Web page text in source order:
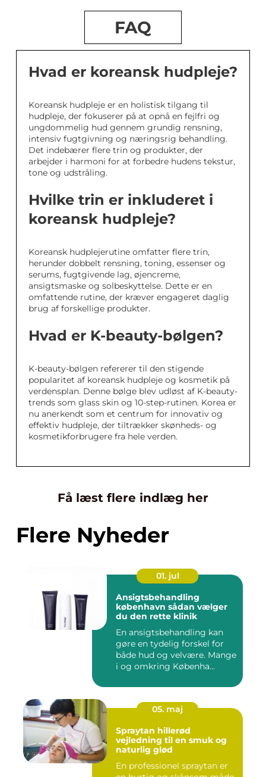
FAQ
Hvad er koreansk hudpleje?
Koreansk hudpleje er en holistisk tilgang til
hudpleje, der fokuserer på at opnå en fejlfri og
ungdommelig hud gennem grundig rensning,
intensiv fugtgivning og næringsrig behandling.
Det indebærer flere trin og produkter, der
arbejder i harmoni for at forbedre hudens tekstur,
tone og udstråling.
Hvilke trin er inkluderet i
koreansk hudpleje?
Koreansk hudplejerutine omfatter flere trin,
herunder dobbelt rensning, toning, essenser og
serums, fugtgivende lag, øjencreme,
ansigtsmaske og solbeskyttelse. Dette er en
omfattende rutine, der kræver engageret daglig
brug af forskellige produkter.
Hvad er K-beauty-bølgen?
K-beauty-bølgen refererer til den stigende
popularitet af koreansk hudpleje og kosmetik på
verdensplan. Denne bølge blev udløst af K-beauty-
trends som glass skin og 10-step-rutinen. Korea er
nu anerkendt som et centrum for innovativ og
effektiv hudpleje, der tiltrækker skønheds- og
kosmetikforbrugere fra hele verden.
Få læst flere indlæg her
Flere Nyheder
01. jul
Ansigtsbehandling
københavn sådan vælger
du den rette klinik
En ansigtsbehandling kan
gøre en tydelig forskel for
både hud og velvære. Mange
i og omkring Københa...
05. maj
Spraytan hillerød
vejledning til en smuk og
naturlig glød
En professionel spraytan er